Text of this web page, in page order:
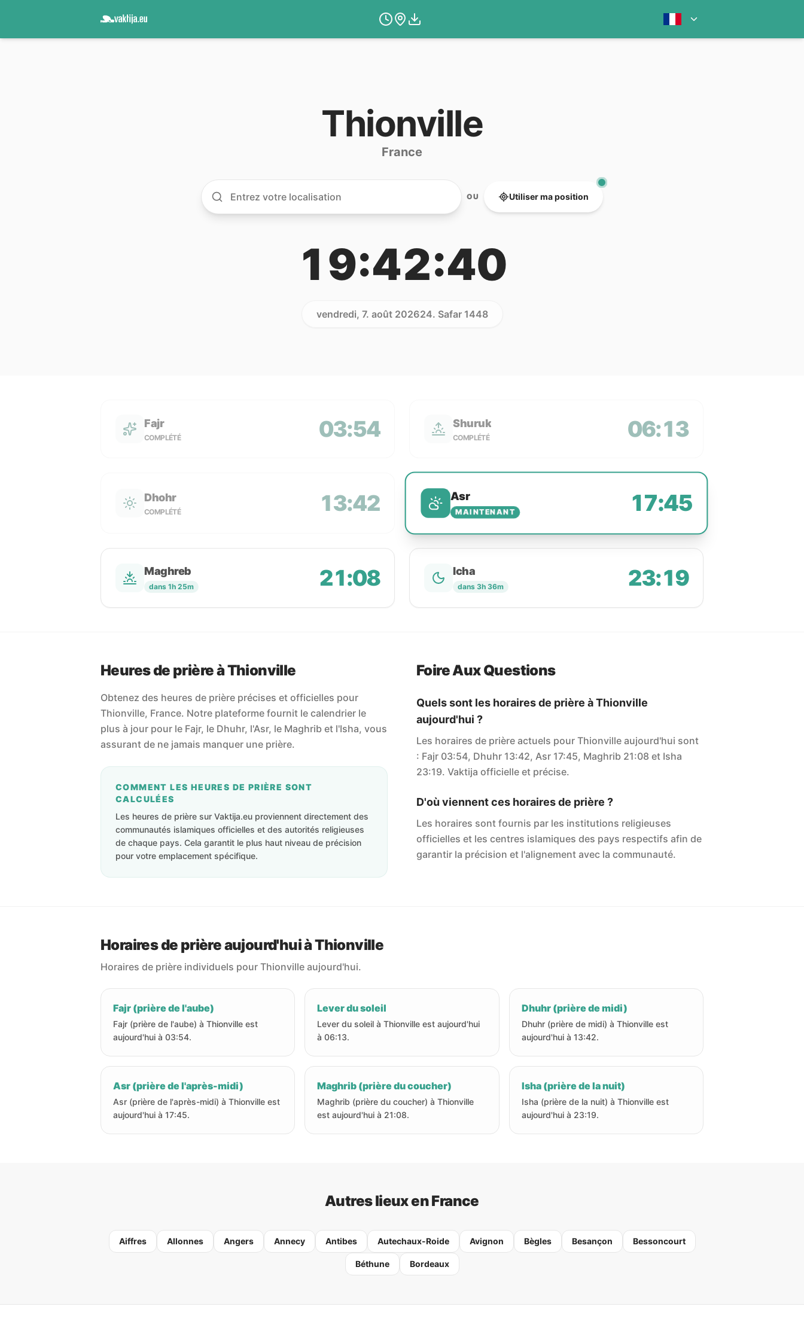
Thionville
France
OU Utiliser ma position
19:42:40
vendredi, 7. août 202624. Safar 1448
Fajr
COMPLÉTÉ 03:54 Shuruk
COMPLÉTÉ 06:13
Dhohr
COMPLÉTÉ 13:42 Asr
MAINTENANT 17:45
Maghreb
dans 1h 25m 21:08 Icha
dans 3h 36m 23:19
Heures de prière à Thionville
Obtenez des heures de prière précises et officielles pour
Thionville, France. Notre plateforme fournit le calendrier le
plus à jour pour le Fajr, le Dhuhr, l'Asr, le Maghrib et l'Isha, vous
assurant de ne jamais manquer une prière.
COMMENT LES HEURES DE PRIÈRE SONT
CALCULÉES
Les heures de prière sur Vaktija.eu proviennent directement des
communautés islamiques officielles et des autorités religieuses
de chaque pays. Cela garantit le plus haut niveau de précision
pour votre emplacement spécifique.
Foire Aux Questions
Quels sont les horaires de prière à Thionville
aujourd'hui ?
Les horaires de prière actuels pour Thionville aujourd'hui sont
: Fajr 03:54, Dhuhr 13:42, Asr 17:45, Maghrib 21:08 et Isha
23:19. Vaktija officielle et précise.
D'où viennent ces horaires de prière ?
Les horaires sont fournis par les institutions religieuses
officielles et les centres islamiques des pays respectifs afin de
garantir la précision et l'alignement avec la communauté.
Horaires de prière aujourd'hui à Thionville
Horaires de prière individuels pour Thionville aujourd'hui.
Fajr (prière de l'aube)
Fajr (prière de l'aube) à Thionville est
aujourd'hui à 03:54.
Lever du soleil
Lever du soleil à Thionville est aujourd'hui
à 06:13.
Dhuhr (prière de midi)
Dhuhr (prière de midi) à Thionville est
aujourd'hui à 13:42.
Asr (prière de l'après-midi)
Asr (prière de l'après-midi) à Thionville est
aujourd'hui à 17:45.
Maghrib (prière du coucher)
Maghrib (prière du coucher) à Thionville
est aujourd'hui à 21:08.
Isha (prière de la nuit)
Isha (prière de la nuit) à Thionville est
aujourd'hui à 23:19.
Autres lieux en France
Aiffres Allonnes Angers Annecy Antibes Autechaux-Roide Avignon Bègles Besançon Bessoncourt
Béthune Bordeaux